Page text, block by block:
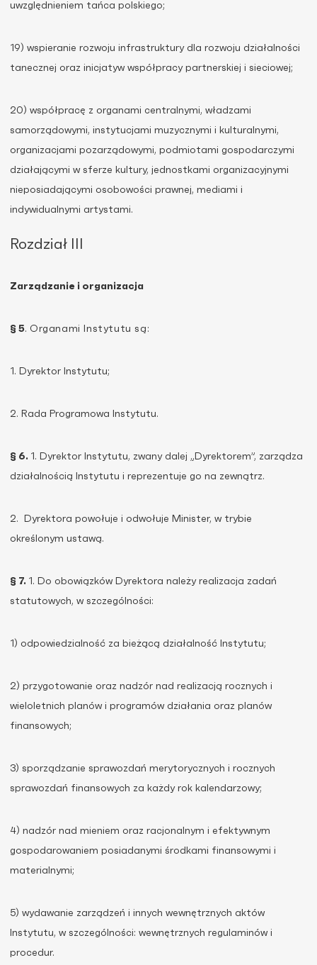
uwzględnieniem tańca polskiego;
19) wspieranie rozwoju infrastruktury dla rozwoju działalności
tanecznej oraz inicjatyw współpracy partnerskiej i sieciowej;
20) współpracę z organami centralnymi, władzami
samorządowymi, instytucjami muzycznymi i kulturalnymi,
organizacjami pozarządowymi, podmiotami gospodarczymi
działającymi w sferze kultury, jednostkami organizacyjnymi
nieposiadającymi osobowości prawnej, mediami i
indywidualnymi artystami.
Rozdział III
Zarządzanie i organizacja
§ 5. Organami Instytutu są:
1. Dyrektor Instytutu;
2. Rada Programowa Instytutu.
§ 6. 1. Dyrektor Instytutu, zwany dalej „Dyrektorem”, zarządza
działalnością Instytutu i reprezentuje go na zewnątrz.
2. Dyrektora powołuje i odwołuje Minister, w trybie
określonym ustawą.
§ 7. 1. Do obowiązków Dyrektora należy realizacja zadań
statutowych, w szczególności:
1) odpowiedzialność za bieżącą działalność Instytutu;
2) przygotowanie oraz nadzór nad realizacją rocznych i
wieloletnich planów i programów działania oraz planów
finansowych;
3) sporządzanie sprawozdań merytorycznych i rocznych
sprawozdań finansowych za każdy rok kalendarzowy;
4) nadzór nad mieniem oraz racjonalnym i efektywnym
gospodarowaniem posiadanymi środkami finansowymi i
materialnymi;
5) wydawanie zarządzeń i innych wewnętrznych aktów
Instytutu, w szczególności: wewnętrznych regulaminów i
procedur.